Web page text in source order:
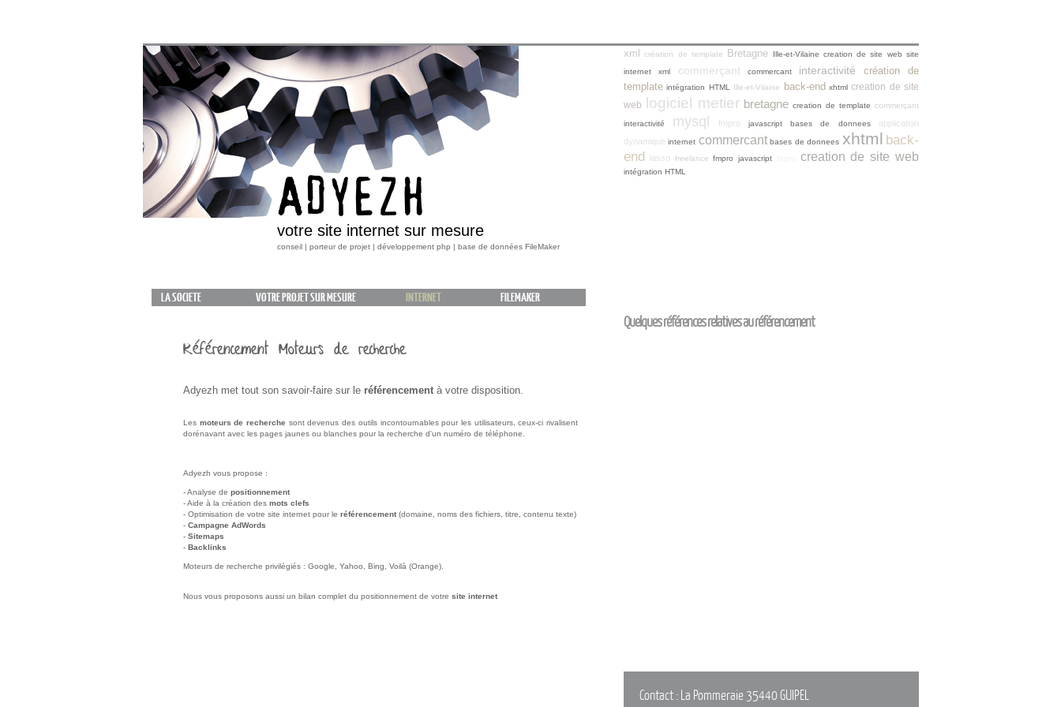
ADYEZH
votre site internet sur mesure
conseil | porteur de projet | développement php | base de données FileMaker
xml création de template Bretagne Ille-et-Vilaine creation de site web site
internet
xml commerçant commercant interactivité
création de
template intégration HTML Ille-et-Vilaine back-end xhtml creation de site
web
logiciel metier bretagne creation de template commerçant
interactivité mysql fmpro javascript bases de donnees
application
dynamique
internet commercant bases de donnees xhtml back-
end
lasso freelance fmpro javascript creation de site web
intégration HTML
LA SOCIETE VOTRE PROJET SUR MESURE INTERNET FILEMAKER
Référencement Moteurs de recherche
Adyezh met tout son savoir-faire sur le référencement à votre disposition.
Les moteurs de recherche sont devenus des outils incontournables pour les utilisateurs, ceux-ci rivalisent
dorénavant avec les pages jaunes ou blanches pour la recherche d'un numéro de téléphone.
Adyezh vous propose :
- Analyse de positionnement
- Aide à la création des mots clefs
- Optimisation de votre site internet pour le référencement (domaine, noms des fichiers, titre, contenu texte)
- Campagne AdWords
- Sitemaps
- Backlinks
Moteurs de recherche privilégiés : Google, Yahoo, Bing, Voilà (Orange).
Nous vous proposons aussi un bilan complet du positionnement de votre site internet
Quelques références relatives au référencement
Contact : La Pommeraie 35440 GUIPEL